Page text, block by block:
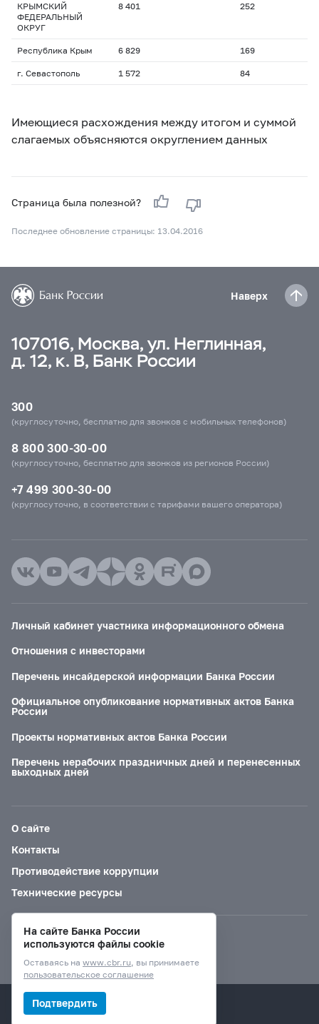
КРЫМСКИЙ
ФЕДЕРАЛЬНЫЙ
ОКРУГ
8 401 252
Республика Крым 6 829 169
г. Севастополь 1 572 84
Имеющиеся расхождения между итогом и суммой
слагаемых объясняются округлением данных
Страница была полезной?
Последнее обновление страницы: 13.04.2016
Наверх
107016, Москва, ул. Неглинная,
д. 12, к. В, Банк России
300
(круглосуточно, бесплатно для звонков с мобильных телефонов)
8 800 300-30-00
(круглосуточно, бесплатно для звонков из регионов России)
+7 499 300-30-00
(круглосуточно, в соответствии с тарифами вашего оператора)
Личный кабинет участника информационного обмена
Отношения с инвесторами
Перечень инсайдерской информации Банка России
Официальное опубликование нормативных актов Банка
России
Проекты нормативных актов Банка России
Перечень нерабочих праздничных дней и перенесенных
выходных дней
О сайте
Контакты
Противодействие коррупции
Технические ресурсы
Версия для слабовидящих
© Банк России, 2000–2026.
На сайте Банка России
используются файлы cookie
Оставаясь на www.cbr.ru, вы принимаете
пользовательское соглашение
Подтвердить